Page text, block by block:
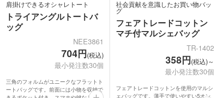
肩掛けできるオシャレトート
トライアングルトートバ
ッグ
NEE3861
704円(税込)
最小発注数30個
三角のフォルムがユニークなフラットト
ートバッグです。前面には小物を収納で
社会貢献を意識したお買い物バッ
グ
フェアトレードコットン
マチ付マルシェバッグ
TR-1402
358円(税込)～
最小発注数30個
フェアトレードコットンを使用のマルシ
ェバッグです。薄手で使いやすい5オン